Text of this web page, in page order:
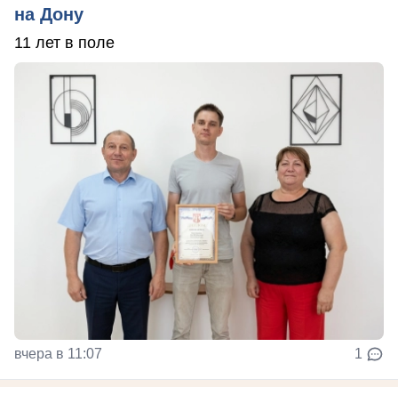
на Дону
11 лет в поле
вчера в 11:07 1